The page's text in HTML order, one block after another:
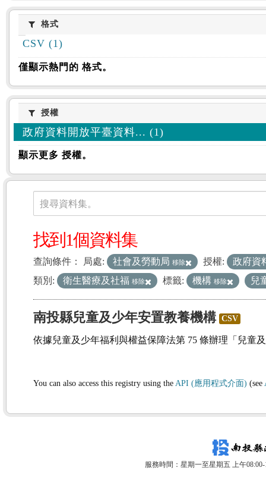
格式格式
CSV (1)
僅顯示熱門的 格式。
授權授權
政府資料開放平臺資料... (1)
顯示更多 授權。
資料集
搜尋資料集。
找到1個資料集
查詢條件： 局處: 社會及勞動局 移除 授權:
政府資
類別:
衛生醫療及社福 移除 標籤: 機構 移除 兒
南投縣兒童及少年安置教養機構 CSV
依據兒童及少年福利與權益保障法第 75 條辦理「兒童
You can also access this registry using the API (應用程式介面) (see
服務時間：星期一至星期五 上午